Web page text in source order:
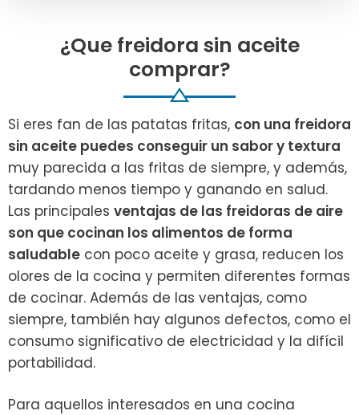
¿Que freidora sin aceite
comprar?
Si eres fan de las patatas fritas, con una freidora
sin aceite puedes conseguir un sabor y textura
muy parecida a las fritas de siempre, y además,
tardando menos tiempo y ganando en salud.
Las principales ventajas de las freidoras de aire
son que cocinan los alimentos de forma
saludable con poco aceite y grasa, reducen los
olores de la cocina y permiten diferentes formas
de cocinar. Además de las ventajas, como
siempre, también hay algunos defectos, como el
consumo significativo de electricidad y la difícil
portabilidad.
Para aquellos interesados en una cocina